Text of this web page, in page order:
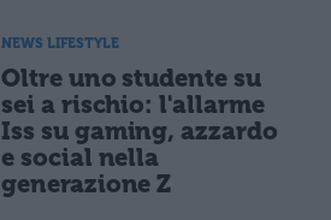
NEWS LIFESTYLE
Oltre uno studente su
sei a rischio: l'allarme
Iss su gaming, azzardo
e social nella
generazione Z